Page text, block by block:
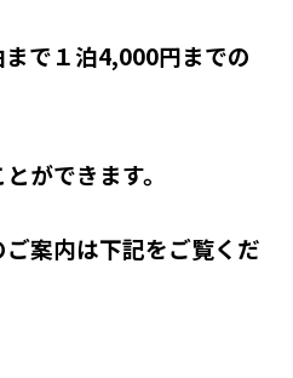
で１泊4,000円までの
ができます。
案内は下記をご覧くだ